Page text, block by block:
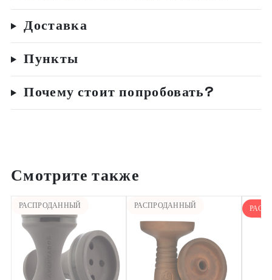
Доставка
Пункты
Почему стоит попробовать?
Смотрите также
РАСПРОДАННЫЙ РАСПРОДАННЫЙ